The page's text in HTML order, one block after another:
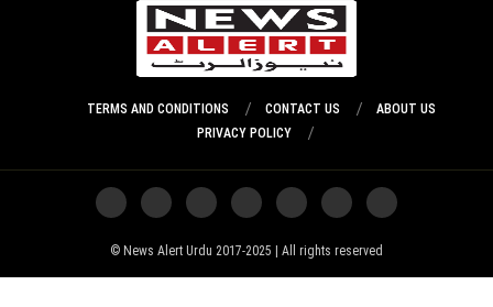
ABOUT US
CONTACT US
TERMS AND CONDITIONS
PRIVACY POLICY
News Alert Urdu 2017-2025 | All rights reserved ©